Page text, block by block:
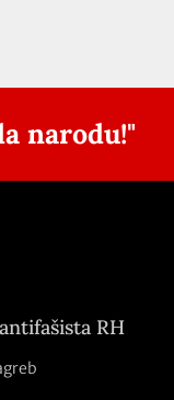
narodu!"
RH